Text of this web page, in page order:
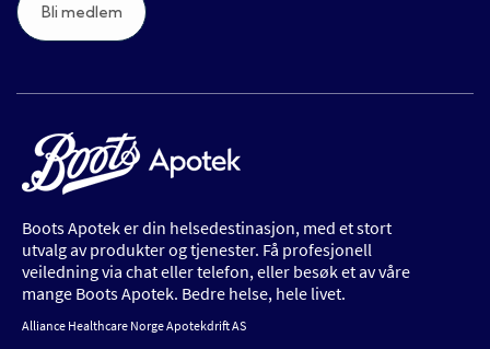
Bli medlem
Boots Apotek er din helsedestinasjon, med et stort
utvalg av produkter og tjenester. Få profesjonell
veiledning via chat eller telefon, eller besøk et av våre
mange Boots Apotek. Bedre helse, hele livet.
Alliance Healthcare Norge Apotekdrift AS